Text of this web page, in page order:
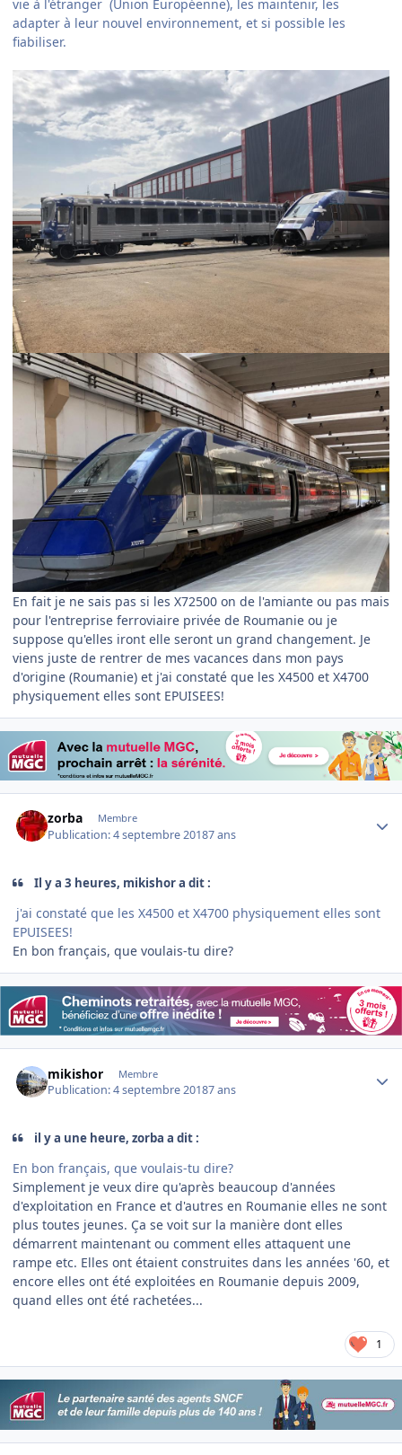
vie à l'étranger (Union Européenne), les maintenir, les
adapter à leur nouvel environnement, et si possible les
fiabiliser.
En fait je ne sais pas si les X72500 on de l'amiante ou pas mais
pour l'entreprise ferroviaire privée de Roumanie ou je
suppose qu'elles iront elle seront un grand changement. Je
viens juste de rentrer de mes vacances dans mon pays
d'origine (Roumanie) et j'ai constaté que les X4500 et X4700
physiquement elles sont EPUISEES!
zorba Membre
Publication:4 septembre 20187 ans
Il y a 3 heures, mikishor a dit :
j'ai constaté que les X4500 et X4700 physiquement elles sont
EPUISEES!
En bon français, que voulais-tu dire?
mikishor Membre
Publication:4 septembre 20187 ans
il y a une heure, zorba a dit :
En bon français, que voulais-tu dire?
Simplement je veux dire qu'après beaucoup d'années
d'exploitation en France et d'autres en Roumanie elles ne sont
plus toutes jeunes. Ça se voit sur la manière dont elles
démarrent maintenant ou comment elles attaquent une
rampe etc. Elles ont étaient construites dans les années '60, et
encore elles ont été exploitées en Roumanie depuis 2009,
quand elles ont été rachetées...
1